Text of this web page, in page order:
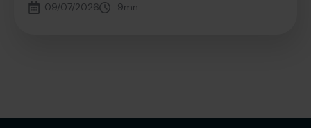
09/07/2026 9mn